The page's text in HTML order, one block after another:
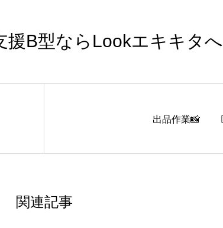
援B型ならLookエキキタへ
出品作業📸
関連記事